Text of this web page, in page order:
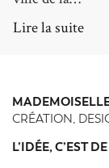
Lire la suite
CRÉATION,
L’IDÉE, C’EST